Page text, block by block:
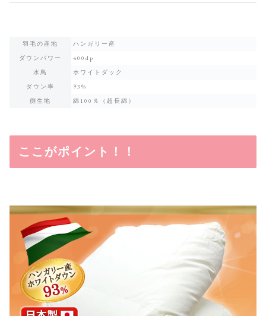
羽毛の産地
ハンガリー産
ダウンパワー
400dp
水鳥
ホワイトダック
ダウン率
93%
側生地
綿100％（超長綿）
ここがポイント！！